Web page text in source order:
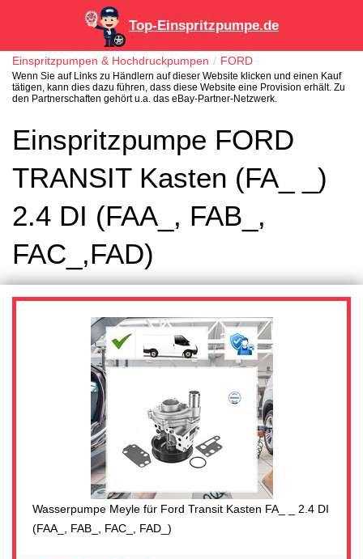
Top-Einspritzpumpe.de
Einspritzpumpen & Hochdruckpumpen FORD
Wenn Sie auf Links zu Händlern auf dieser Website klicken und einen Kauf
tätigen, kann dies dazu führen, dass diese Website eine Provision erhält. Zu
den Partnerschaften gehört u.a. das eBay-Partner-Netzwerk.
Einspritzpumpe FORD
TRANSIT Kasten (FA_ _)
2.4 DI (FAA_, FAB_,
FAC_,FAD)
Wasserpumpe Meyle für Ford Transit Kasten FA_ _ 2.4 DI
(FAA_, FAB_, FAC_, FAD_)